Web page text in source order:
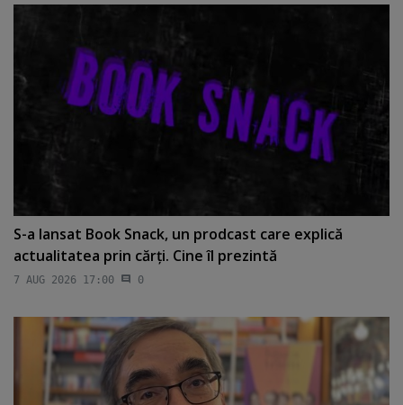
S-a lansat Book Snack, un prodcast care explică
actualitatea prin cărţi. Cine îl prezintă
7 AUG 2026 17:00 0